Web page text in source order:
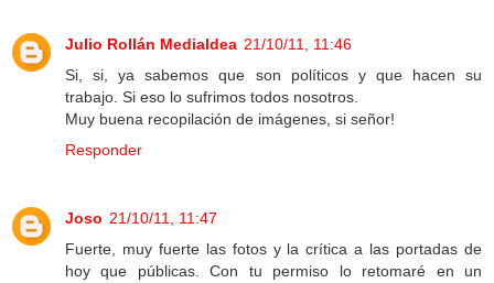
Julio Rollán Medialdea 21/10/11, 11:46
Si, si, ya sabemos que son políticos y que hacen su
trabajo. Si eso lo sufrimos todos nosotros.
Muy buena recopilación de imágenes, si señor!
Responder
Joso 21/10/11, 11:47
Fuerte, muy fuerte las fotos y la crítica a las portadas de
hoy que públicas. Con tu permiso lo retomaré en un